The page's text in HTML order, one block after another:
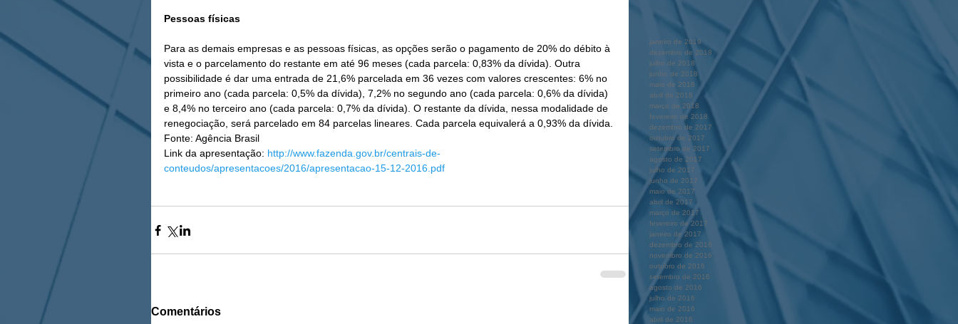
Pessoas físicas
Para as demais empresas e as pessoas físicas, as opções serão o pagamento de 20% do débito à
vista e o parcelamento do restante em até 96 meses (cada parcela: 0,83% da dívida). Outra
possibilidade é dar uma entrada de 21,6% parcelada em 36 vezes com valores crescentes: 6% no
primeiro ano (cada parcela: 0,5% da dívida), 7,2% no segundo ano (cada parcela: 0,6% da dívida)
e 8,4% no terceiro ano (cada parcela: 0,7% da dívida). O restante da dívida, nessa modalidade de
renegociação, será parcelado em 84 parcelas lineares. Cada parcela equivalerá a 0,93% da dívida.
Fonte: Agência Brasil
Link da apresentação: http://www.fazenda.gov.br/centrais-de-
conteudos/apresentacoes/2016/apresentacao-15-12-2016.pdf
Comentários
janeiro de 2019
dezembro de 2018
julho de 2018
junho de 2018
maio de 2018
abril de 2018
março de 2018
fevereiro de 2018
dezembro de 2017
outubro de 2017
setembro de 2017
agosto de 2017
julho de 2017
junho de 2017
maio de 2017
abril de 2017
março de 2017
fevereiro de 2017
janeiro de 2017
dezembro de 2016
novembro de 2016
outubro de 2016
setembro de 2016
agosto de 2016
julho de 2016
maio de 2016
abril de 2016